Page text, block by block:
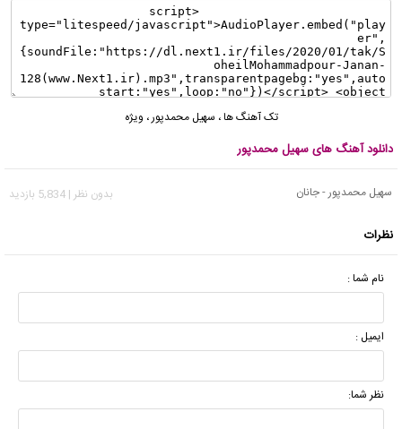
تک آهنگ ها، سهیل محمدپور، ویژه
دانلود آهنگ های سهیل محمدپور
سهیل محمدپور - جانان بدون نظر | 5,834 بازدید
نظرات
نام شما :
ایمیل :
نظر شما: